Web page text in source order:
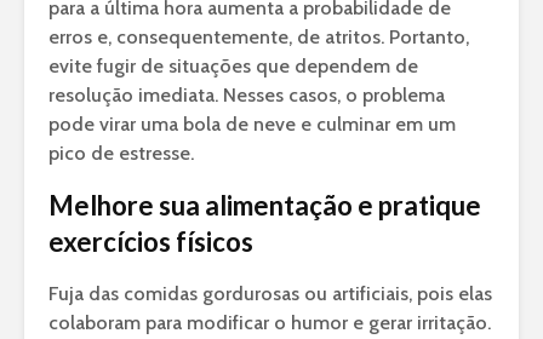
para a última hora aumenta a probabilidade de
erros e, consequentemente, de atritos. Portanto,
evite fugir de situações que dependem de
resolução imediata. Nesses casos, o problema
pode virar uma bola de neve e culminar em um
pico de estresse.
Melhore sua alimentação e pratique
exercícios físicos
Fuja das comidas gordurosas ou artificiais, pois elas
colaboram para modificar o humor e gerar irritação.